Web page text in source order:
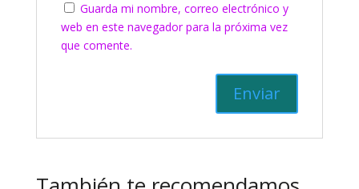
Guarda mi nombre, correo electrónico y
web en este navegador para la próxima vez
que comente.